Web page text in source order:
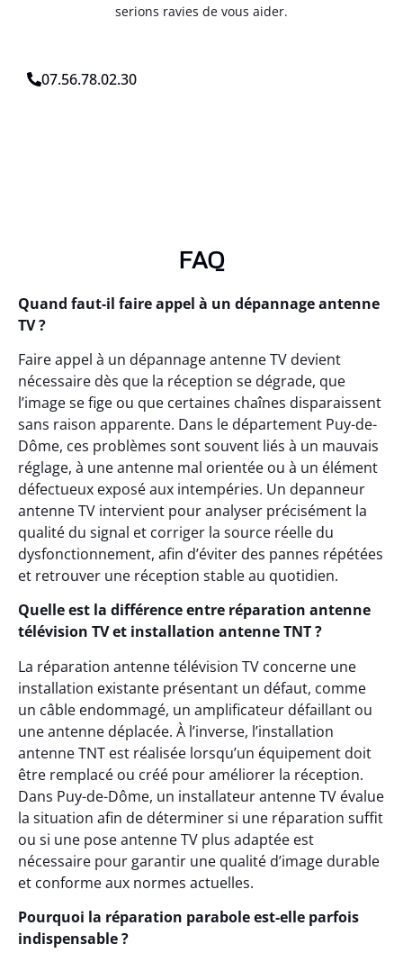
serions ravies de vous aider.
07.56.78.02.30
FAQ
Quand faut-il faire appel à un dépannage antenne
TV ?
Faire appel à un dépannage antenne TV devient
nécessaire dès que la réception se dégrade, que
l’image se fige ou que certaines chaînes disparaissent
sans raison apparente. Dans le département Puy-de-
Dôme, ces problèmes sont souvent liés à un mauvais
réglage, à une antenne mal orientée ou à un élément
défectueux exposé aux intempéries. Un depanneur
antenne TV intervient pour analyser précisément la
qualité du signal et corriger la source réelle du
dysfonctionnement, afin d’éviter des pannes répétées
et retrouver une réception stable au quotidien.
Quelle est la différence entre réparation antenne
télévision TV et installation antenne TNT ?
La réparation antenne télévision TV concerne une
installation existante présentant un défaut, comme
un câble endommagé, un amplificateur défaillant ou
une antenne déplacée. À l’inverse, l’installation
antenne TNT est réalisée lorsqu’un équipement doit
être remplacé ou créé pour améliorer la réception.
Dans Puy-de-Dôme, un installateur antenne TV évalue
la situation afin de déterminer si une réparation suffit
ou si une pose antenne TV plus adaptée est
nécessaire pour garantir une qualité d’image durable
et conforme aux normes actuelles.
Pourquoi la réparation parabole est-elle parfois
indispensable ?